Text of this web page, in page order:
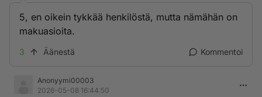
5, en oikein tykkää henkilöstä, mutta nämähän on
makuasioita.
3 Äänestä Kommentoi
Anonyymi00003
2026-05-08 16:44:50